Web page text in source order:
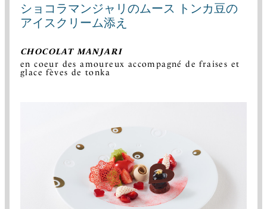
ショコラマンジャリのムース トンカ豆の
アイスクリーム添え
CHOCOLAT MANJARI
en coeur des amoureux accompagné de fraises et
glace fèves de tonka